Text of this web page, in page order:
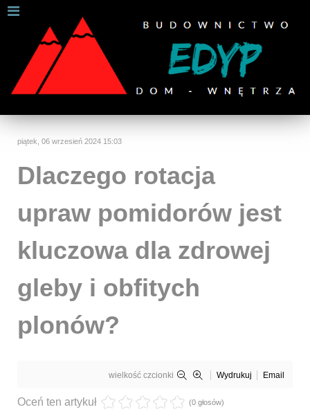
piątek, 06 wrzesień 2024 15:03
Dlaczego rotacja
upraw pomidorów jest
kluczowa dla zdrowej
gleby i obfitych
plonów?
wielkość czcionki Wydrukuj Email
Oceń ten artykuł (0 głosów)
W celu zapewnienia jak najlepszych usług online, ta
strona korzysta z plików cookies.
Jeśli korzystasz z naszej strony internetowej, wyrażasz zgodę na
używanie naszych plików cookies.Dalsze informacje
Rozumiem